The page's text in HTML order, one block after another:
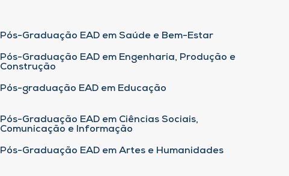
Pós-Graduação EAD em Saúde e Bem-Estar
Pós-Graduação EAD em Engenharia, Produção e
Construção
Pós-graduação EAD em Educação
Pós-Graduação EAD em Ciências Sociais,
Comunicação e Informação
Pós-Graduação EAD em Artes e Humanidades